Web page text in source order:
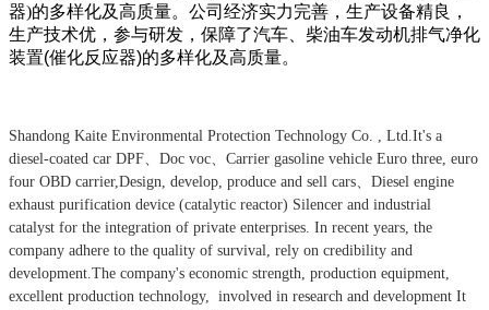
器)的多样化及高质量。 公司经济实力完善，生产设备精良，
生产技术优，参与研发，保障了汽车、柴油车发动机排气净化
装置(催化反应器)的多样化及高质量。
Shandong Kaite Environmental Protection Technology Co. , Ltd.It's a
diesel-coated car DPF、Doc voc、 Carrier gasoline vehicle Euro three, euro
four OBD carrier,Design, develop, produce and sell cars、 Diesel engine
exhaust purification device (catalytic reactor) Silencer and industrial
catalyst for the integration of private enterprises. In recent years, the
company adhere to the quality of survival, rely on credibility and
development.The company's economic strength, production equipment,
excellent production technology, involved in research and development It